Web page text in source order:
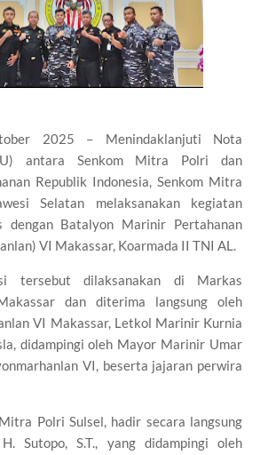
2025 – Menindaklanjuti Nota
antara Senkom Mitra Polri dan
Republik Indonesia, Senkom Mitra
Selatan melaksanakan kegiatan
dengan Batalyon Marinir Pertahanan
VI Makassar, Koarmada II TNI AL.
tersebut dilaksanakan di Markas
dan diterima langsung oleh
VI Makassar, Letkol Marinir Kurnia
didampingi oleh Mayor Marinir Umar
VI, beserta jajaran perwira
Polri Sulsel, hadir secara langsung
Sutopo, S.T., yang didampingi oleh